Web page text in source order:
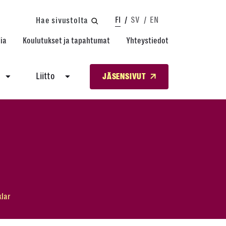
Hae sivustolta FI SV EN
Koulutukset ja tapahtumat Yhteystiedot
Liitto JÄSENSIVUT